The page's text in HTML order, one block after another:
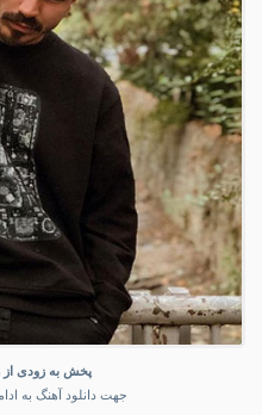
پخش به زودی از
جهت دانلود آهنگ به